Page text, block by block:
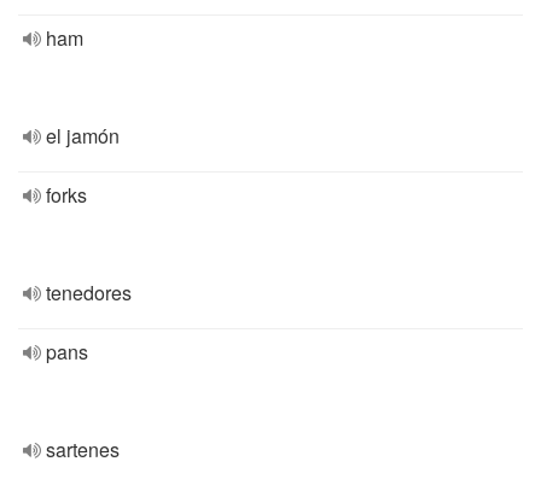
ham
el jamón
forks
tenedores
pans
sartenes